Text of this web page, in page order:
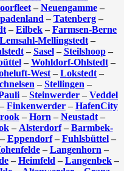
– Neuengamme–
– Tatenberg–
– Eilbek – Farmsen-Berne
Lemsahl-Mellingstedt –
– Sasel– Steilshoop–
– Wohldorf-Ohlstedt–
West – Lokstedt –
– Stellingen –
– Steinwerder – Veddel
– Finkenwerder – HafenCity
– Horn – Neustadt–
– Alsterdorf– Barmbek-
Eppendorf– Fuhlsbüttel–
– Langenhorn –
– Heimfeld – Langenbek –